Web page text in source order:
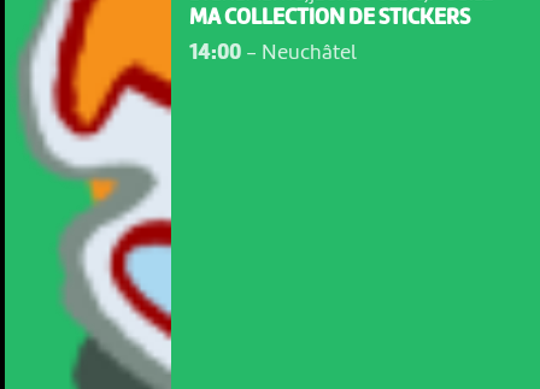
MA COLLECTION DE STICKERS
14:00- Neuchâtel